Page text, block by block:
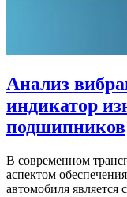
Анализ
индикатор
подшипников
В современном
аспектом
автомобиля